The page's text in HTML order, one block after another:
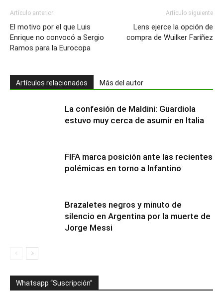
Artículo anterior
El motivo por el que Luis
Enrique no convocó a Sergio
Ramos para la Eurocopa
Artículo siguiente
Lens ejerce la opción de
compra de Wuilker Faríñez
Artículos relacionados Más del autor
La confesión de Maldini: Guardiola
estuvo muy cerca de asumir en Italia
FIFA marca posición ante las recientes
polémicas en torno a Infantino
Brazaletes negros y minuto de
silencio en Argentina por la muerte de
Jorge Messi
Whatsapp “Suscripción”